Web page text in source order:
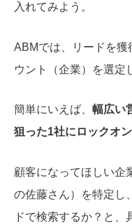
入れてみよう。
ABMでは、リードを獲
ウント（企業）を選定
簡単にいえば、 幅広い
狙った1社にロックオ
顧客になってほしい企
の佐藤さん）を特定し
ドで検索するか？と、